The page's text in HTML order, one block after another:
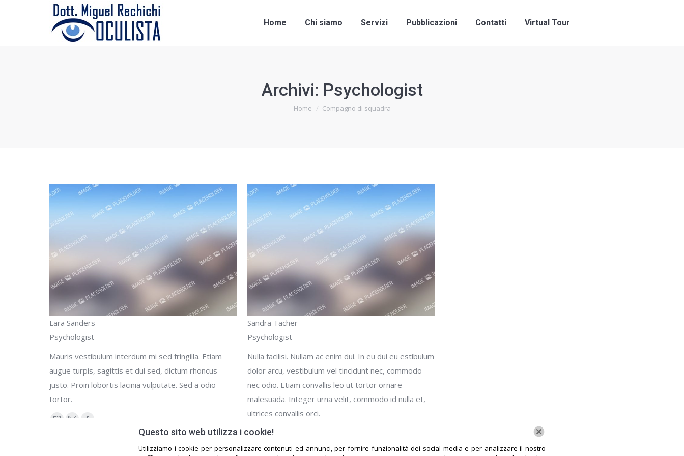
Home Chi siamo Servizi Pubblicazioni Contatti Virtual Tour
Archivi: Psychologist
Tu sei qui:
Home Compagno di squadra
Lara Sanders
Psychologist
Mauris vestibulum interdum mi sed fringilla. Etiam
augue turpis, sagittis et dui sed, dictum rhoncus
justo. Proin lobortis lacinia vulputate. Sed a odio
tortor.
Sandra Tacher
Psychologist
Nulla facilisi. Nullam ac enim dui. In eu dui eu estibulum
dolor arcu, vestibulum vel tincidunt nec, commodo
nec odio. Etiam convallis leo ut tortor ornare
malesuada. Integer urna velit, commodo id nulla et,
ultrices convallis orci.
mail
Questo sito web utilizza i cookie!
Utilizziamo i cookie per personalizzare contenuti ed annunci, per fornire funzionalità dei social media e per analizzare il nostro
Home Chi siamo Servizi Pubblicazioni Contatti Virtual Tour